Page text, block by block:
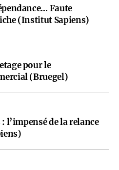
Faute
(Institut Sapiens)
pour le
(Bruegel)
l’impensé de la relance